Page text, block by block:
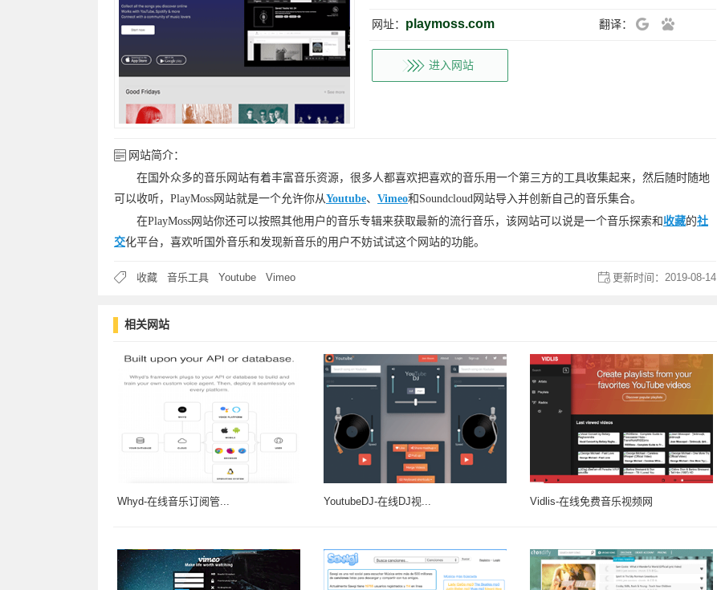
网址： playmoss.com 翻译：
进入网站
网站简介：
在国外众多的音乐网站有着丰富音乐资源，很多人都喜欢把喜欢的音乐用一个第三方的工具收集起来，然后随时随地
可以收听，PlayMoss网站就是一个允许你从Youtube、 Vimeo和Soundcloud网站导入并创新自己的音乐集合。
在PlayMoss网站你还可以按照其他用户的音乐专辑来获取最新的流行音乐，该网站可以说是一个音乐探索和 收藏的社
交化平台，喜欢听国外音乐和发现新音乐的用户不妨试试这个网站的功能。
收藏 音乐工具 Youtube Vimeo 更新时间： 2019-08-14
相关网站
Whyd-在线音乐订阅管... YoutubeDJ-在线DJ视... Vidlis-在线免费音乐视频网